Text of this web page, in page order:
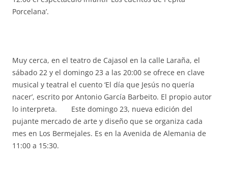
Porcelana’.
Muy cerca, en el teatro de Cajasol en la calle Laraña, el
sábado 22 y el domingo 23 a las 20:00 se ofrece en clave
musical y teatral el cuento ‘El día que Jesús no quería
nacer’, escrito por Antonio García Barbeito. El propio autor
lo interpreta. Este domingo 23, nueva edición del
pujante mercado de arte y diseño que se organiza cada
mes en Los Bermejales. Es en la Avenida de Alemania de
11:00 a 15:30.